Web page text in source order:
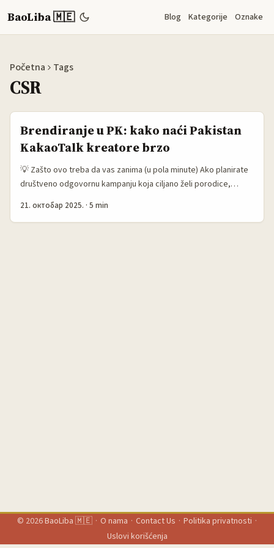
BaoLiba 🇲🇪 Blog Kategorije Oznake
Početna Tags
CSR
Brendiranje u PK: kako naći Pakistan
KakaoTalk kreatore brzo
💡 Zašto ovo treba da vas zanima (u pola minute) Ako planirate
društveno odgovornu kampanju koja ciljano želi porodice,
urbane mlade ili diaspora-friendly publiku u Pakistanu —
KakaoTalk kreatori su neočekivana, ali moćna opcija. Iako
21. октобар 2025. · 5 min
© 2026BaoLiba 🇲🇪 · O nama · Contact Us · Politika privatnosti ·
Uslovi korišćenja